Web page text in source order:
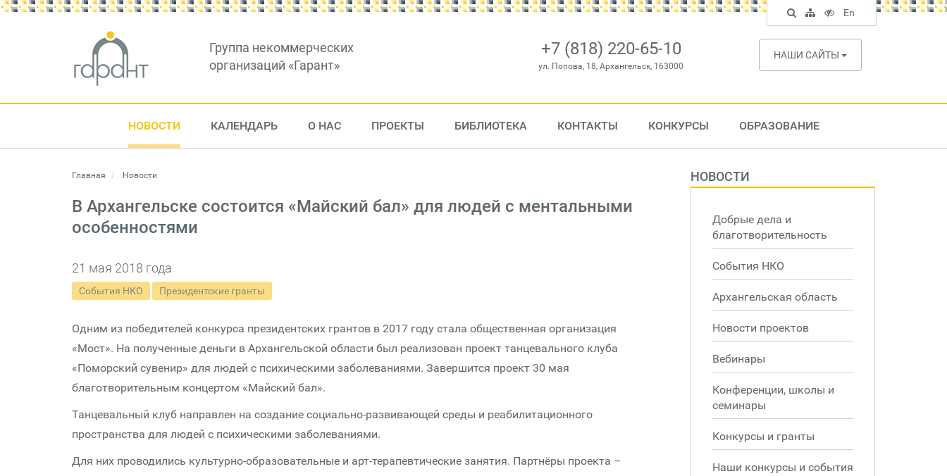
Группа некоммерческих
организаций «Гарант»
+7 (818) 220-65-10
ул. Попова, 18, Архангельск, 163000
НАШИ САЙТЫ
НОВОСТИ КАЛЕНДАРЬ О НАС ПРОЕКТЫ БИБЛИОТЕКА КОНТАКТЫ КОНКУРСЫ ОБРАЗОВАНИЕ
Главная Новости
В Архангельске состоится «Майский бал» для людей с ментальными
особенностями
21 мая 2018 года
События НКО Президентские гранты
Одним из победителей конкурса президентских грантов в 2017 году стала общественная организация
«Мост». На полученные деньги в Архангельской области был реализован проект танцевального клуба
«Поморский сувенир» для людей с психическими заболеваниями. Завершится проект 30 мая
благотворительным концертом «Майский бал».
Танцевальный клуб направлен на создание социально-развивающей среды и реабилитационного
пространства для людей с психическими заболеваниями.
Для них проводились культурно-образовательные и арт-терапевтические занятия. Партнёры проекта –
НОВОСТИ
Добрые дела и
благотворительность
События НКО
Архангельская область
Новости проектов
Вебинары
Конференции, школы и
семинары
Конкурсы и гранты
Наши конкурсы и события
Поиск
по
сайту
Карта
сайта
Версия
для
слабовидящих
En
English